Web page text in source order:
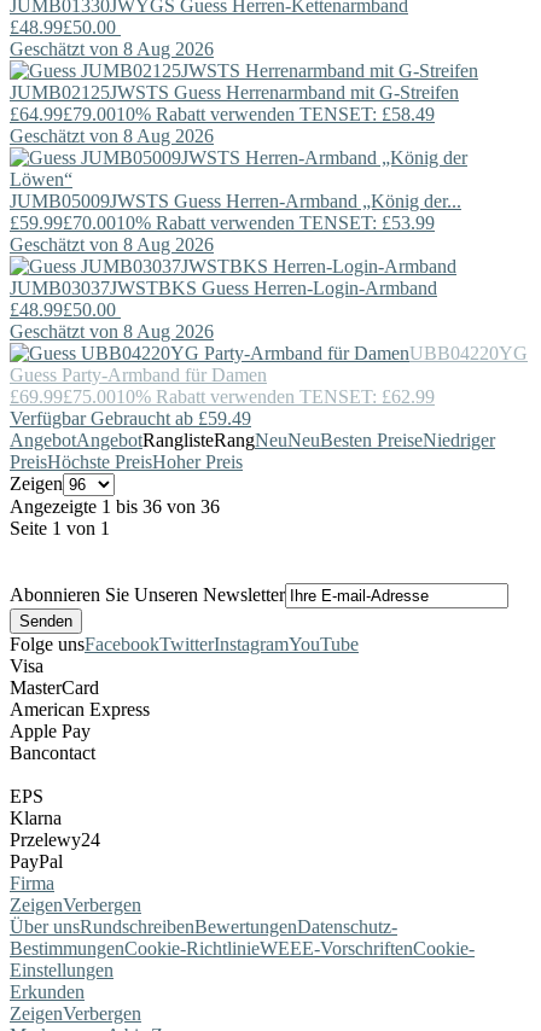
JUMB01330JWYGS Guess Herren-Kettenarmband
£48.99£50.00
Geschätzt von 8 Aug 2026
JUMB02125JWSTS Guess Herrenarmband mit G-Streifen
£64.99£79.0010% Rabatt verwenden TENSET: £58.49
Geschätzt von 8 Aug 2026
JUMB05009JWSTS Guess Herren-Armband „König der...
£59.99£70.0010% Rabatt verwenden TENSET: £53.99
Geschätzt von 8 Aug 2026
JUMB03037JWSTBKS Guess Herren-Login-Armband
£48.99£50.00
Geschätzt von 8 Aug 2026
UBB04220YG
Guess Party-Armband für Damen
£69.99£75.0010% Rabatt verwenden TENSET: £62.99
Verfügbar Gebraucht ab £59.49
AngebotAngebotRanglisteRangNeuNeuBesten PreiseNiedriger
PreisHöchste PreisHoher Preis
Zeigen
Angezeigte 1 bis 36 von 36
Seite 1 von 1
Abonnieren Sie Unseren Newsletter
Folge unsFacebookTwitterInstagramYouTube
Visa
MasterCard
American Express
Apple Pay
Bancontact
EPS
Klarna
Przelewy24
PayPal
Firma
ZeigenVerbergen
Über unsRundschreibenBewertungenDatenschutz-
BestimmungenCookie-RichtlinieWEEE-VorschriftenCookie-
Einstellungen
Erkunden
ZeigenVerbergen